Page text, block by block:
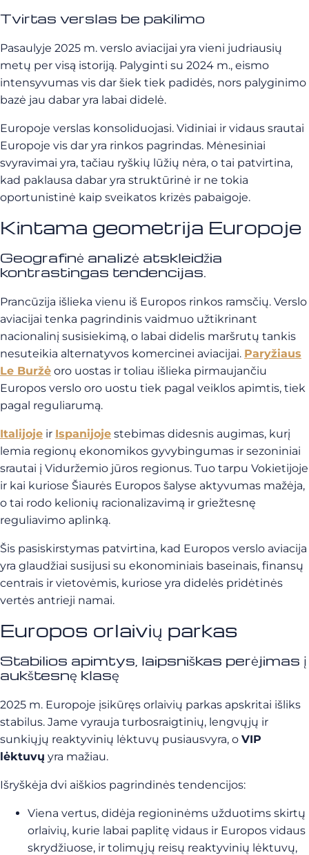
Tvirtas verslas be pakilimo
Pasaulyje 2025 m. verslo aviacijai yra vieni judriausių
metų per visą istoriją. Palyginti su 2024 m., eismo
intensyvumas vis dar šiek tiek padidės, nors palyginimo
bazė jau dabar yra labai didelė.
Europoje verslas konsoliduojasi. Vidiniai ir vidaus srautai
Europoje vis dar yra rinkos pagrindas. Mėnesiniai
svyravimai yra, tačiau ryškių lūžių nėra, o tai patvirtina,
kad paklausa dabar yra struktūrinė ir ne tokia
oportunistinė kaip sveikatos krizės pabaigoje.
Kintama geometrija Europoje
Geografinė analizė atskleidžia
kontrastingas tendencijas.
Prancūzija išlieka vienu iš Europos rinkos ramsčių. Verslo
aviacijai tenka pagrindinis vaidmuo užtikrinant
nacionalinį susisiekimą, o labai didelis maršrutų tankis
nesuteikia alternatyvos komercinei aviacijai. Paryžiaus
Le Buržė oro uostas ir toliau išlieka pirmaujančiu
Europos verslo oro uostu tiek pagal veiklos apimtis, tiek
pagal reguliarumą.
Italijoje ir Ispanijoje stebimas didesnis augimas, kurį
lemia regionų ekonomikos gyvybingumas ir sezoniniai
srautai į Viduržemio jūros regionus. Tuo tarpu Vokietijoje
ir kai kuriose Šiaurės Europos šalyse aktyvumas mažėja,
o tai rodo kelionių racionalizavimą ir griežtesnę
reguliavimo aplinką.
Šis pasiskirstymas patvirtina, kad Europos verslo aviacija
yra glaudžiai susijusi su ekonominiais baseinais, finansų
centrais ir vietovėmis, kuriose yra didelės pridėtinės
vertės antrieji namai.
Europos orlaivių parkas
Stabilios apimtys, laipsniškas perėjimas į
aukštesnę klasę
2025 m. Europoje įsikūręs orlaivių parkas apskritai išliks
stabilus. Jame vyrauja turbosraigtinių, lengvųjų ir
sunkiųjų reaktyvinių lėktuvų pusiausvyra, o VIP
lėktuvų yra mažiau.
Išryškėja dvi aiškios pagrindinės tendencijos:
Viena vertus, didėja regioninėms užduotims skirtų
orlaivių, kurie labai paplitę vidaus ir Europos vidaus
skrydžiuose, ir tolimųjų reisų reaktyvinių lėktuvų,